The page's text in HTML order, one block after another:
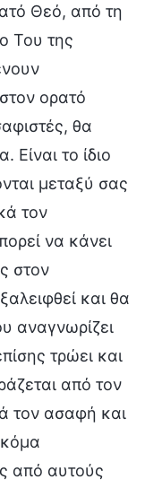
Θεό, από τη
Του της
ορατό
θα
το ίδιο
μεταξύ σας
τον
να κάνει
στον
και θα
αναγνωρίζει
τρώει και
από τον
τον ασαφή και
από αυτούς